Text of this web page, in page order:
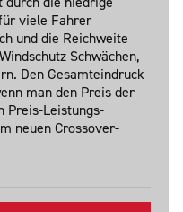
viele Fahrer
und die Reichweite
Schwächen,
Den Gesamteindruck
man den Preis der
Preis-Leistungs-
neuen Crossover-